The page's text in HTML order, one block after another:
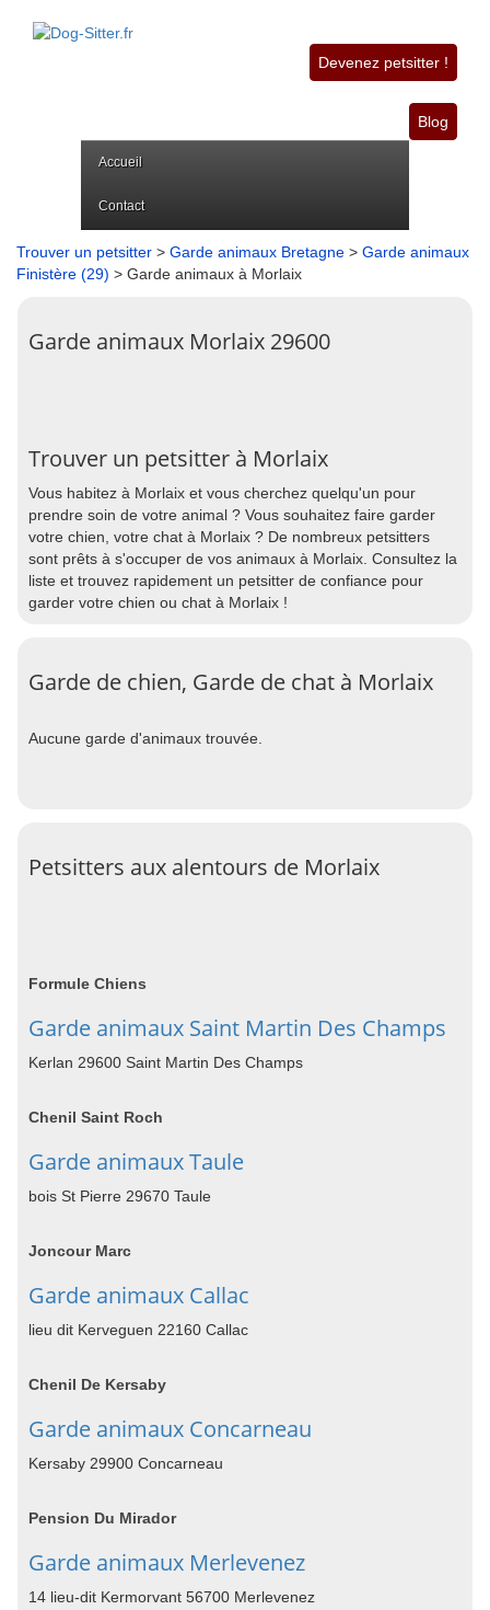
Devenez petsitter !
Blog
Accueil
Contact
Trouver un petsitter > Garde animaux Bretagne > Garde animaux
Finistère (29) > Garde animaux à Morlaix
Garde animaux Morlaix 29600
Trouver un petsitter à Morlaix
Vous habitez à Morlaix et vous cherchez quelqu'un pour
prendre soin de votre animal ? Vous souhaitez faire garder
votre chien, votre chat à Morlaix ? De nombreux petsitters
sont prêts à s'occuper de vos animaux à Morlaix. Consultez la
liste et trouvez rapidement un petsitter de confiance pour
garder votre chien ou chat à Morlaix !
Garde de chien, Garde de chat à Morlaix
Aucune garde d'animaux trouvée.
Petsitters aux alentours de Morlaix
Formule Chiens
Garde animaux Saint Martin Des Champs
Kerlan 29600 Saint Martin Des Champs
Chenil Saint Roch
Garde animaux Taule
bois St Pierre 29670 Taule
Joncour Marc
Garde animaux Callac
lieu dit Kerveguen 22160 Callac
Chenil De Kersaby
Garde animaux Concarneau
Kersaby 29900 Concarneau
Pension Du Mirador
Garde animaux Merlevenez
14 lieu-dit Kermorvant 56700 Merlevenez